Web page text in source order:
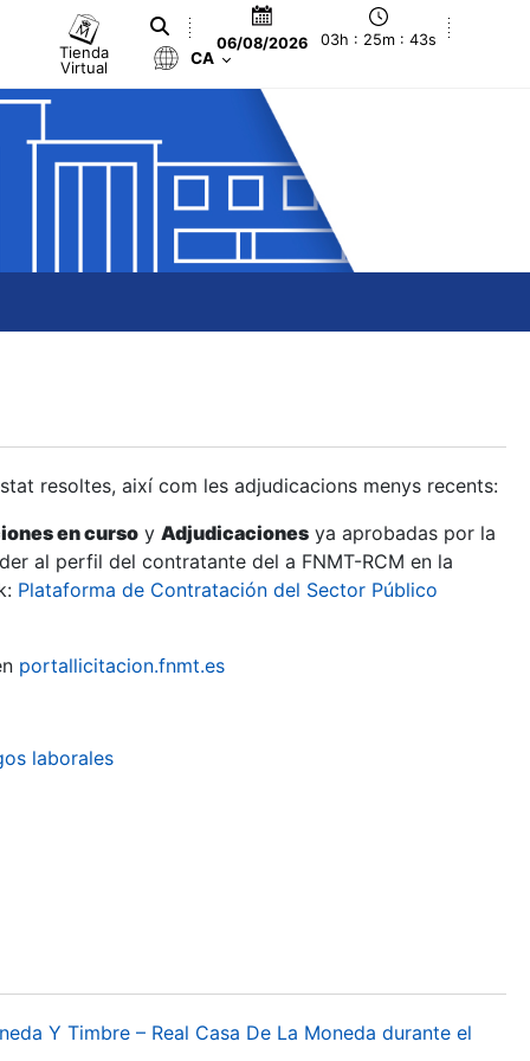
Tienda
Virtual
06/08/2026 03h : 25m : 43s
CA
resoltes, així com les adjudicacions menys recents:
en curso y Adjudicaciones ya aprobadas por la
al perfil del contratante del a FNMT-RCM en la
Plataforma de Contratación del Sector Público
portallicitacion.fnmt.es
laborales
Y Timbre – Real Casa De La Moneda durante el